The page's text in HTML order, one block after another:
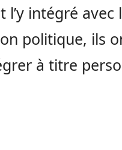
l’y intégré avec
politique, ils
à titre